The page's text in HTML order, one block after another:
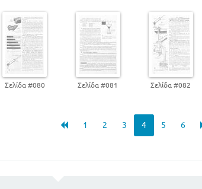
Σελίδα #080 Σελίδα #081 Σελίδα #082
1 2 3 4 5 6